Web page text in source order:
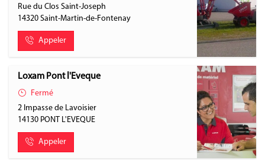
Rue du Clos Saint-Joseph
14320 Saint-Martin-de-Fontenay
Appeler
Loxam Pont l'Eveque
Fermé
2 Impasse de Lavoisier
14130 PONT L'EVEQUE
Appeler